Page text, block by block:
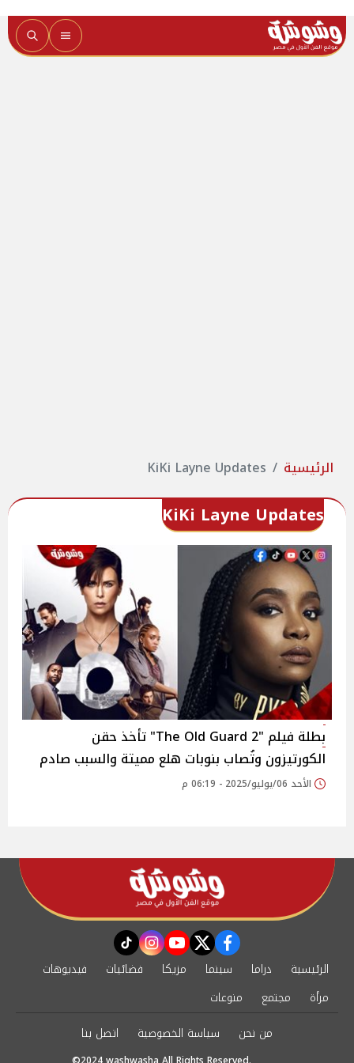
الرئيسية KiKi Layne Updates
KiKi Layne Updates
بطلة فيلم "The Old Guard 2" تأخذ حقن
الكورتيزون وتُصاب بنوبات هلع مميتة والسبب صادم
الأحد 06/يوليو/2025 - 06:19 م
facebook
twitter
youtube
instagram
tiktok
الرئيسية دراما سينما مزيكا فضائيات
فيديوهات
مرأة
مجتمع
منوعات
من نحن
سياسة الخصوصية اتصل بنا